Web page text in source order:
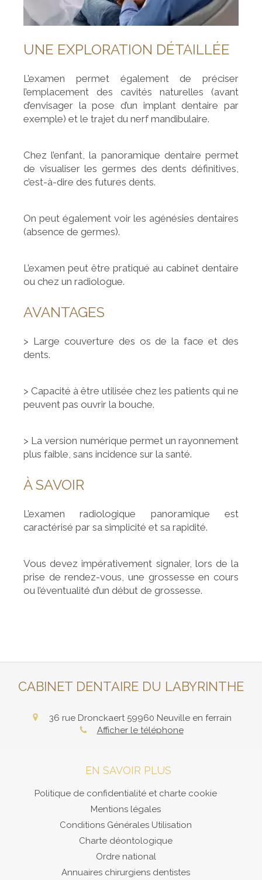
UNE EXPLORATION DÉTAILLÉE
L’examen permet également de préciser
l’emplacement des cavités naturelles (avant
d’envisager la pose d’un implant dentaire par
exemple) et le trajet du nerf mandibulaire.
Chez l’enfant, la panoramique dentaire permet
de visualiser les germes des dents définitives,
c’est-à-dire des futures dents.
On peut également voir les agénésies dentaires
(absence de germes).
L’examen peut être pratiqué au cabinet dentaire
ou chez un radiologue.
AVANTAGES
> Large couverture des os de la face et des
dents.
> Capacité à être utilisée chez les patients qui ne
peuvent pas ouvrir la bouche.
> La version numérique permet un rayonnement
plus faible, sans incidence sur la santé.
À SAVOIR
L’examen radiologique panoramique est
caractérisé par sa simplicité et sa rapidité.
Vous devez impérativement signaler, lors de la
prise de rendez-vous, une grossesse en cours
ou l’éventualité d’un début de grossesse.
CABINET DENTAIRE DU LABYRINTHE
36 rue Dronckaert 59960 Neuville en ferrain
Afficher le téléphone
EN SAVOIR PLUS
Politique de confidentialité et charte cookie
Mentions légales
Conditions Générales Utilisation
Charte déontologique
Ordre national
Annuaires chirurgiens dentistes